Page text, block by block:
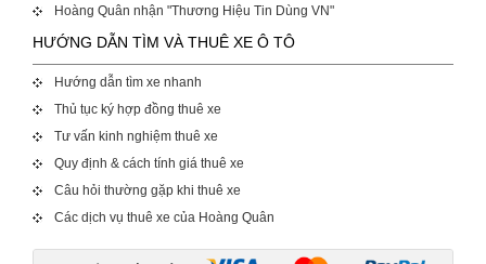
Hoàng Quân nhận "Thương Hiệu Tin Dùng VN"
HƯỚNG DẪN TÌM VÀ THUÊ XE Ô TÔ
Hướng dẫn tìm xe nhanh
Thủ tục ký hợp đồng thuê xe
Tư vấn kinh nghiệm thuê xe
Quy định & cách tính giá thuê xe
Câu hỏi thường gặp khi thuê xe
Các dịch vụ thuê xe của Hoàng Quân